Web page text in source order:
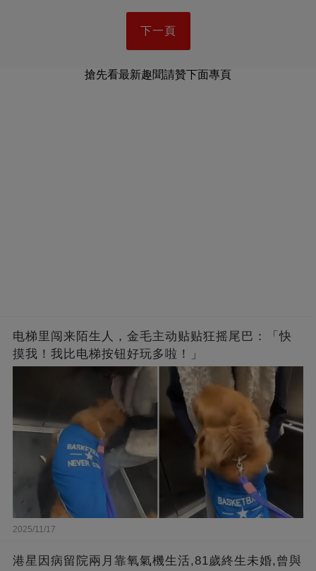
下一頁
搶先看最新趣聞請贊下面專頁
电梯里闯来陌生人，金毛主动贴贴狂摇尾巴：「快
摸我！我比电梯按钮好玩多啦！」
2025/11/17
港星因病留院兩月靠氧氣機生活,81歲終生未婚,曾與